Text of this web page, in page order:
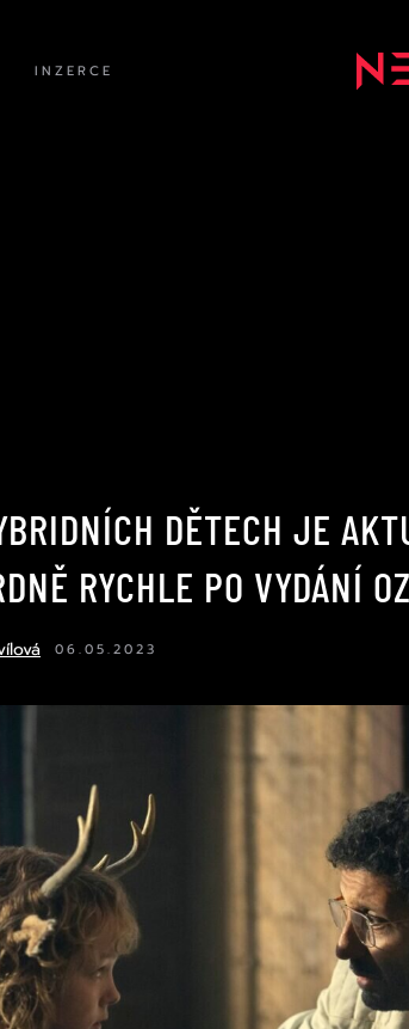
INZERCE
DĚTECH JE
RYCHLE PO VYDÁNÍ
06.05.2023